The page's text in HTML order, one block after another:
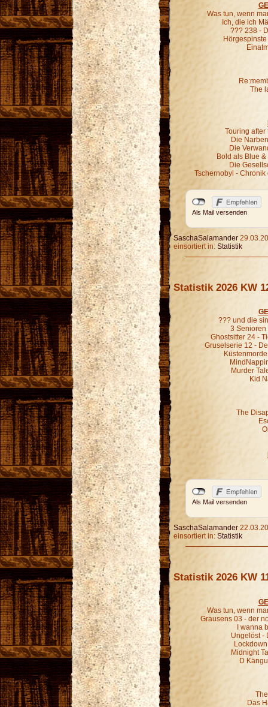
Was tun, wenn
Ich, die ich
??? 238 -
The
Touring after
Die
Die
Bold als Blue
Die
Tschernobyl -
Als Mail versenden
SaschaSalamander
einsortiert in: Statistik
Statistik 2026 KW
??? und die
3 Senioren
Ghostsitter 24 -
Gruselserie 12 -
Murder
Kid
The
Als Mail versenden
SaschaSalamander
einsortiert in: Statistik
Statistik 2026 KW
Was tun, wenn
Grausens 03 - der
I wanna
Ungelöst -
Midnight
D
Das